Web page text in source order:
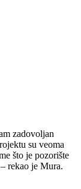
zadovoljan
su veoma
što je pozorište
rekao je Mura.